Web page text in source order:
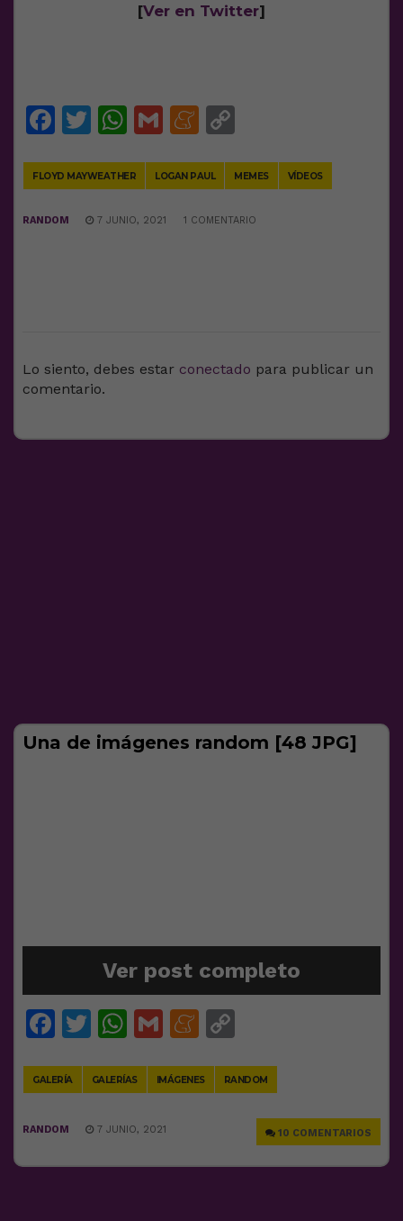
[Ver en Twitter]
Facebook
Twitter
WhatsApp
GmailMeneame
FLOYD MAYWEATHER LOGAN PAUL MEMES VÍDEOS
RANDOM 7 JUNIO, 2021 1 COMENTARIO
Lo siento, debes estar conectado para publicar un
comentario.
Una de imágenes random [48 JPG]
Ver post completo
Facebook
Twitter
WhatsApp
GmailMeneame
GALERÍA GALERÍAS IMÁGENES RANDOM
10 COMENTARIOS
RANDOM 7 JUNIO, 2021